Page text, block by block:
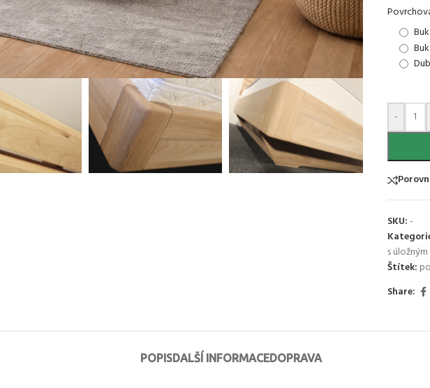
-
SKU:-
s
Štítek:
Share:
POPISDALŠÍ INFORMACEDOPRAVA